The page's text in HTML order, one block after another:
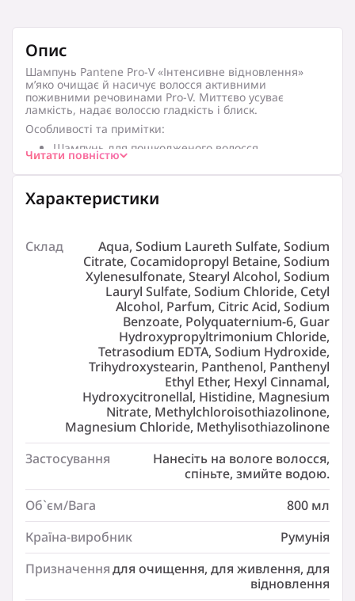
Опис
Шампунь Pantene Pro-V «Інтенсивне відновлення»
м’яко очищає й насичує волосся активними
поживними речовинами Pro-V. Миттєво усуває
ламкість, надає волоссю гладкість і блиск.
Особливості та примітки:
Шампунь для пошкодженого волосся
Шампунь з активними поживними речовинами
Pro-V, які зміцнюють волосся
поживними речовинами Pro-V і миттєво
усуваючи ознаки ушкоджень
Протестовано Швейцарським інститутом
вітамінів
На 100% переробний флакон, на 25% складається
з переробленого пластику (окрім кришки)
Надає здорове сяйво та гладкість
Характеристики
Aqua, Sodium Laureth Sulfate, Sodium Citrate,
Cocamidopropyl Betaine, Sodium Xylenesulfonate,
Stearyl Alcohol, Sodium Lauryl Sulfate, Sodium Chloride,
Cetyl Alcohol, Parfum, Citric Acid, Sodium Benzoate,
Polyquaternium-6, Guar Hydroxypropyltrimonium
Chloride, Tetrasodium EDTA, Sodium Hydroxide,
Trihydroxystearin, Panthenol, Panthenyl Ethyl Ether,
Hexyl Cinnamal, Hydroxycitronellal, Histidine,
Magnesium Nitrate, Methylchloroisothiazolinone,
Застосування:
Нанесіть на вологе волосся, спіньте, змийте водою.
Об`єм/Вага:
Читати повністю
Характеристики
Склад
Aqua, Sodium Laureth Sulfate, Sodium
Citrate, Cocamidopropyl Betaine, Sodium
Xylenesulfonate, Stearyl Alcohol, Sodium
Lauryl Sulfate, Sodium Chloride, Cetyl
Alcohol, Parfum, Citric Acid, Sodium
Benzoate, Polyquaternium-6, Guar
Hydroxypropyltrimonium Chloride,
Tetrasodium EDTA, Sodium Hydroxide,
Trihydroxystearin, Panthenol, Panthenyl
Ethyl Ether, Hexyl Cinnamal,
Hydroxycitronellal, Histidine, Magnesium
Nitrate, Methylchloroisothiazolinone,
Magnesium Chloride, Methylisothiazolinone
Застосування
Нанесіть на вологе волосся,
спіньте, змийте водою.
Об`єм/Вага
800 мл
Країна-виробник
Румунія
Призначеннядля очищення, для живлення, для
відновлення